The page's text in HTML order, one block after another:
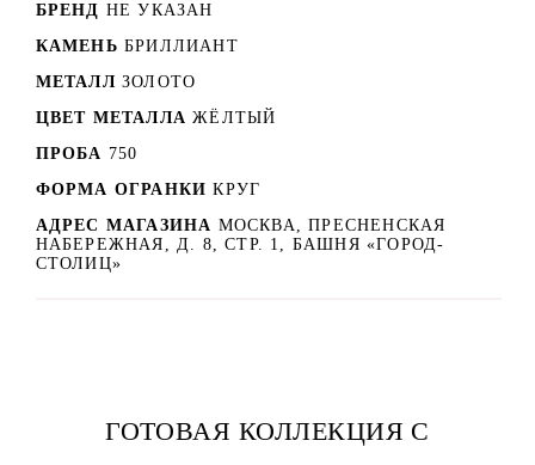
БРЕНД НЕ УКАЗАН
КАМЕНЬ БРИЛЛИАНТ
МЕТАЛЛ ЗОЛОТО
ЦВЕТ МЕТАЛЛА ЖЁЛТЫЙ
ПРОБА 750
ФОРМА ОГРАНКИ КРУГ
АДРЕС МАГАЗИНА МОСКВА, ПРЕСНЕНСКАЯ
НАБЕРЕЖНАЯ, Д. 8, СТР. 1, БАШНЯ «ГОРОД-
СТОЛИЦ»
ГОТОВАЯ КОЛЛЕКЦИЯ С